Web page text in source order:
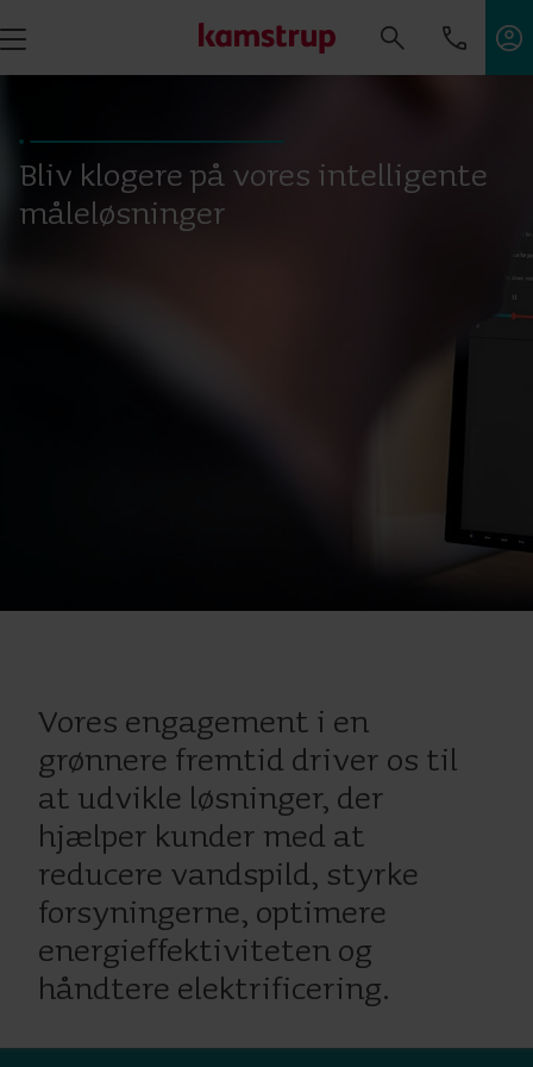
Bliv klogere på vores intelligente
måleløsninger
Vores engagement i en
grønnere fremtid driver os til
at udvikle løsninger, der
hjælper kunder med at
reducere vandspild, styrke
forsyningerne, optimere
energieffektiviteten og
håndtere elektrificering.